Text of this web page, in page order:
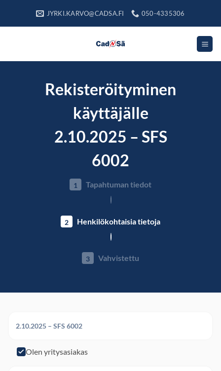
JYRKI.KARVO@CADSA.FI 050-4335306
Rekisteröityminen
käyttäjälle
2.10.2025 – SFS
6002
1 Tapahtuman tiedot
2 Henkilökohtaisia ​​tietoja
3 Vahvistettu
2.10.2025 – SFS 6002
Olen yritysasiakas